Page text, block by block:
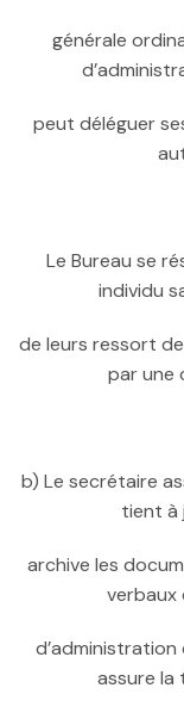
générale
peut déléguer
Le Bureau se
individu
de leurs ressort
par une
b) Le secrétaire
tient à
archive les
verbaux
d’administration
assure la